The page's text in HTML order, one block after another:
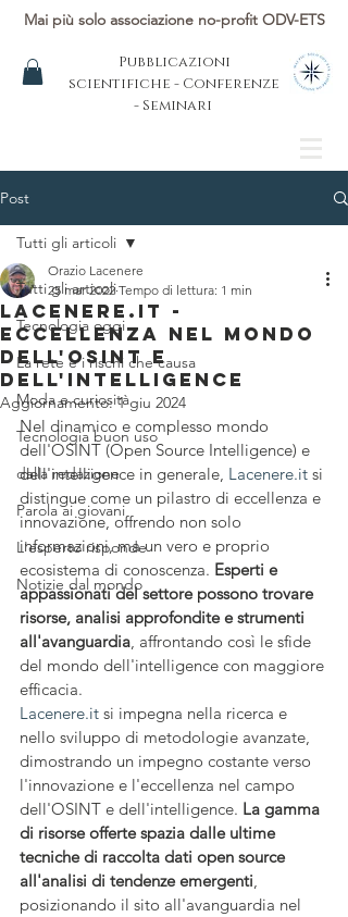
Mai più solo associazione no-profit ODV-ETS
Pubblicazioni
scientifiche - Conferenze
- Seminari
Post
Tutti gli articoli
Tecnologia oggi
La rete e i rischi che causa
Moda e curiosità
Tecnologia buon uso
dalla redazione
Parola ai giovani
L'esperto risponde
Notizie dal mondo
Tutti gli articoli
Lacenere.it -
Eccellenza nel Mondo
dell'OSINT e
dell'Intelligence
Orazio Lacenere
25 mar 2022 Tempo di lettura: 1 min
Aggiornamento:1 giu 2024
Nel dinamico e complesso mondo
dell'OSINT (Open Source Intelligence) e
dell'intelligence in generale, Lacenere.it si
distingue come un pilastro di eccellenza e
innovazione, offrendo non solo
informazioni, ma un vero e proprio
ecosistema di conoscenza. Esperti e
appassionati del settore possono trovare
risorse, analisi approfondite e strumenti
all'avanguardia, affrontando così le sfide
del mondo dell'intelligence con maggiore
efficacia.
Lacenere.it si impegna nella ricerca e
nello sviluppo di metodologie avanzate,
dimostrando un impegno costante verso
l'innovazione e l'eccellenza nel campo
dell'OSINT e dell'intelligence. La gamma
di risorse offerte spazia dalle ultime
tecniche di raccolta dati open source
all'analisi di tendenze emergenti,
posizionando il sito all'avanguardia nel